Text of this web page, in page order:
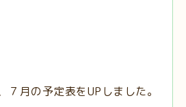
７月の予定表をUPしました。